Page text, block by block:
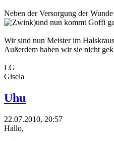
Neben der Versorgung der
)und nun kommt Goffi
Wir sind nun Meister im
Außerdem haben wir sie nicht
LG
Gisela
Uhu
22.07.2010, 20:57
Hallo,